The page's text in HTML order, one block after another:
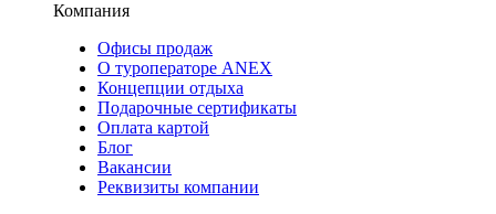
Компания
Офисы продаж
О туроператоре ANEX
Концепции отдыха
Подарочные сертификаты
Оплата картой
Блог
Вакансии
Реквизиты компании